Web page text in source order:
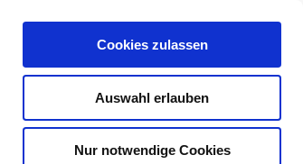
Cookies zulassen
Auswahl erlauben
Nur notwendige Cookies
Erlebnisse Buchen